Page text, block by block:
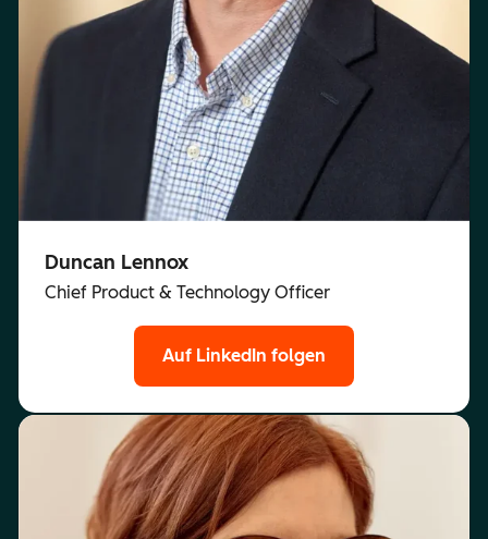
Duncan Lennox
Chief Product & Technology Officer
Auf LinkedIn folgen